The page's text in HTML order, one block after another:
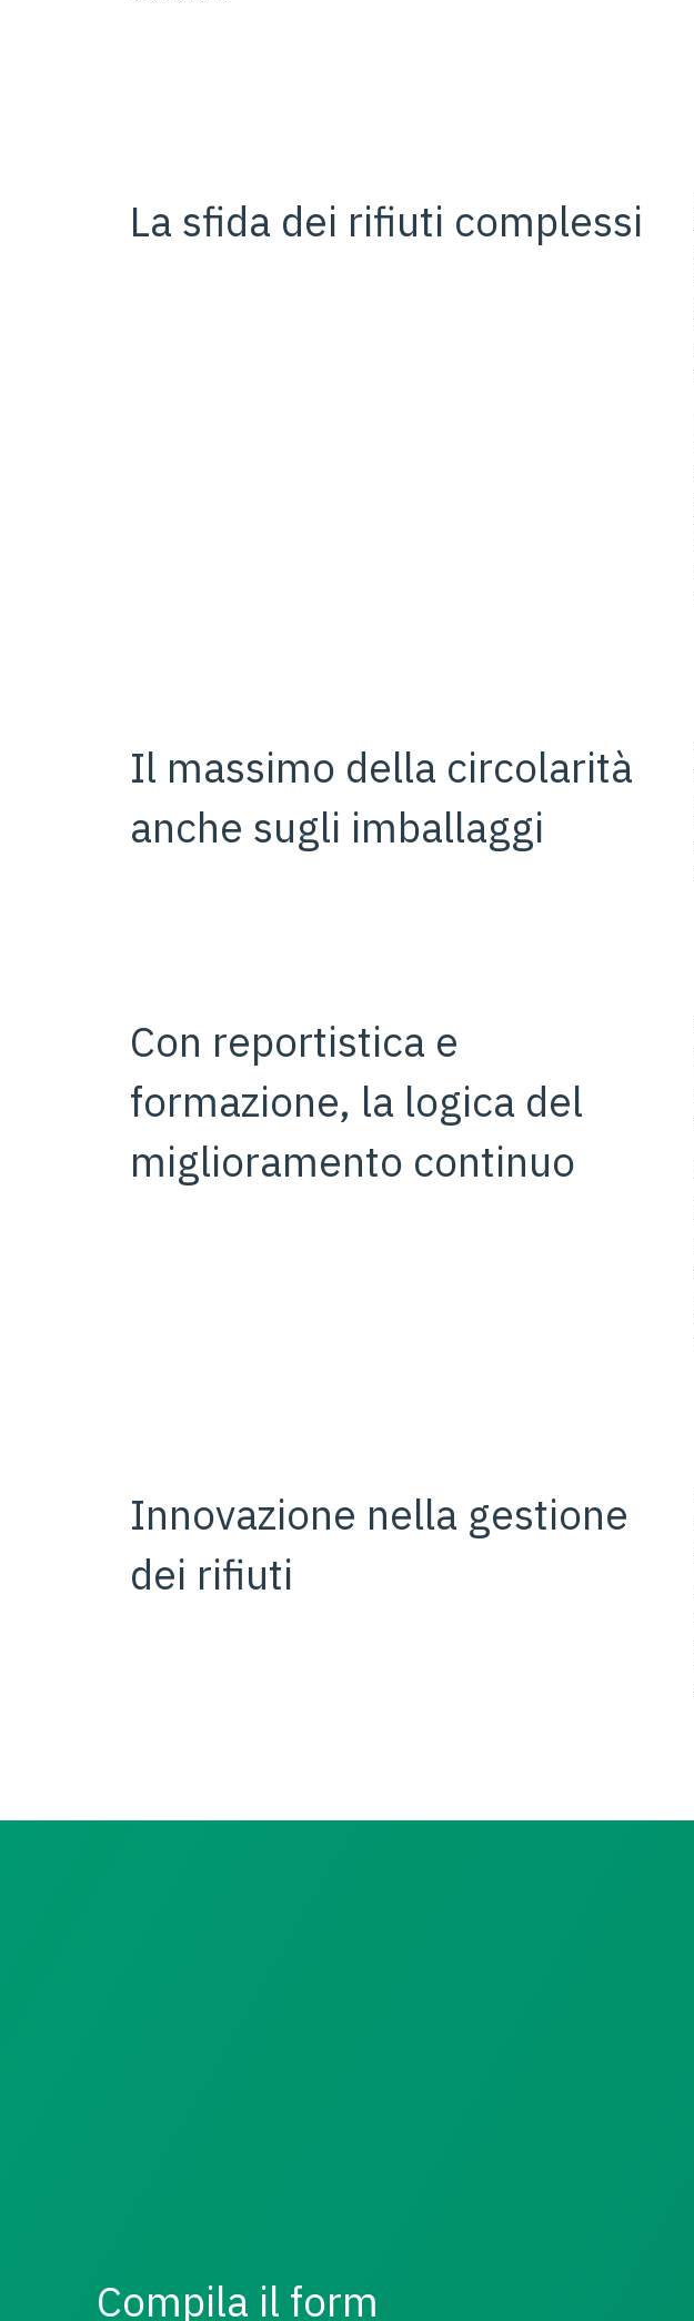
La sfida dei rifiuti complessi
Il massimo della circolarità
anche sugli imballaggi
Con reportistica e
formazione, la logica del
miglioramento continuo
Innovazione nella gestione
dei rifiuti
Compila il form